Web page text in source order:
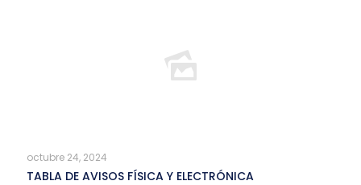
octubre 24, 2024
TABLA DE AVISOS FÍSICA Y ELECTRÓNICA